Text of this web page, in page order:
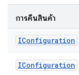
การคืนสินค้า
IConfiguration
IConfiguration